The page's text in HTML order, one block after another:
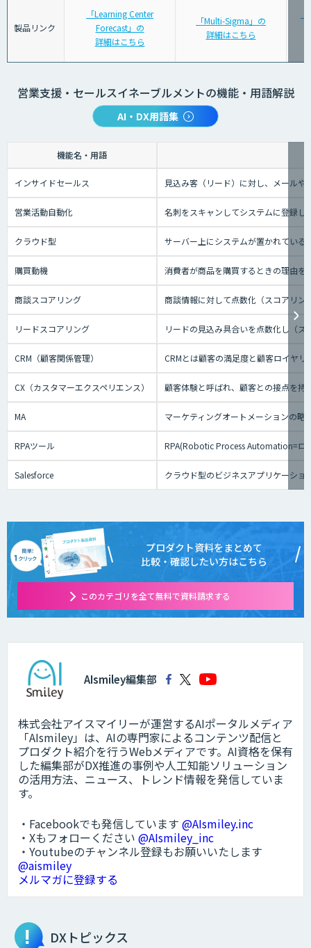
製品リンク
「Learning Center
Forecast」の
詳細はこちら
「Multi-Sigma」の
詳細はこちら
営業支援・セールスイネーブルメントの機能・用語解説
AI・DX用語集
機能名・用語
インサイドセールス 見込み客（リード）に対し、メール
営業活動自動化 名刺をスキャンしてシステムに登録
クラウド型 サーバー上にシステムが置かれてい
購買動機 消費者が商品を購買するときの理由を
商談スコアリング 商談情報に対して点数化（スコアリ
リードスコアリング リードの見込み具合いを点数化し（
CRM（顧客関係管理） CRMとは顧客の満足度と顧客ロイヤ
CX（カスタマーエクスペリエンス） 顧客体験と呼ばれ、顧客との接点を持
MA マーケティングオートメーションの略
RPAツール RPA(Robotic Process Automation=ロ
Salesforce クラウド型のビジネスアプリケーシ
プロダクト資料をまとめて
比較・確認したい方はこちら
このカテゴリを全て無料で資料請求する
AIsmiley編集部
株式会社アイスマイリーが運営するAIポータルメディア
「AIsmiley」は、AIの専門家によるコンテンツ配信と
プロダクト紹介を行うWebメディアです。AI資格を保有
した編集部がDX推進の事例や人工知能ソリューション
の活用方法、ニュース、トレンド情報を発信していま
す。
・Facebookでも発信しています @AIsmiley.inc
・Xもフォローください @AIsmiley_inc
・Youtubeのチャンネル登録もお願いいたします
@aismiley
メルマガに登録する
DXトピックス